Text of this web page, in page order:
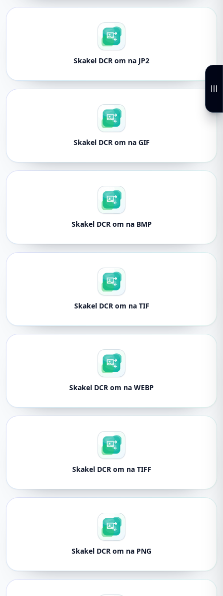
Skakel DCR om na JP2
Skakel DCR om na GIF
Skakel DCR om na BMP
Skakel DCR om na TIF
Skakel DCR om na WEBP
Skakel DCR om na TIFF
Skakel DCR om na PNG